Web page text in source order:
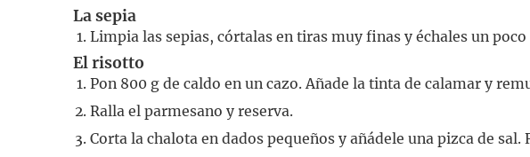
La sepia
Limpia las sepias, córtalas en tiras muy finas y échales un poco
El risotto
Pon 800 g de caldo en un cazo. Añade la tinta de calamar y
Ralla el parmesano y reserva.
Corta la chalota en dados pequeños y añádele una pizca de sal.